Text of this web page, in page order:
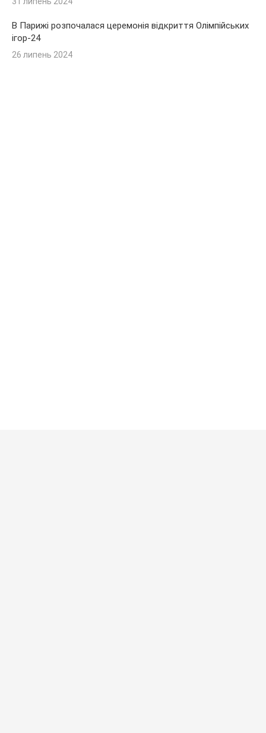
В Парижі розпочалася церемонія відкриття Олімпійських
ігор-24
26 липень 2024